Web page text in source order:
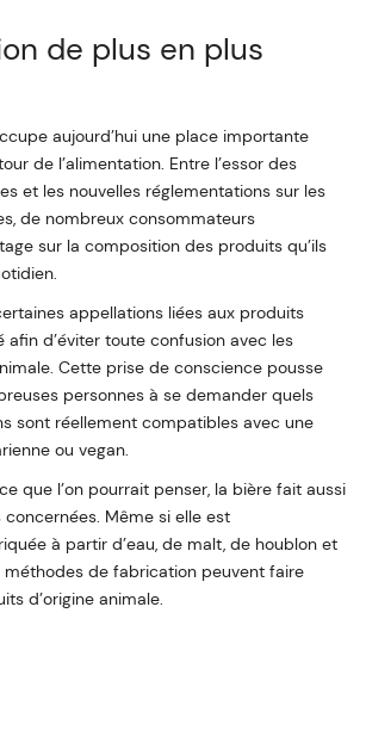
de plus en plus
aujourd’hui une place importante
de l’alimentation. Entre l’essor des
et les nouvelles réglementations sur les
de nombreux consommateurs
sur la composition des produits qu’ils
appellations liées aux produits
afin d’éviter toute confusion avec les
Cette prise de conscience pousse
personnes à se demander quels
sont réellement compatibles avec une
ou vegan.
que l’on pourrait penser, la bière fait aussi
Même si elle est
à partir d’eau, de malt, de houblon et
méthodes de fabrication peuvent faire
d’origine animale.